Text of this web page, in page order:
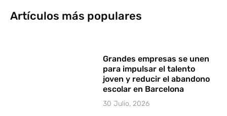
Artículos más populares
Grandes empresas se unen
para impulsar el talento
joven y reducir el abandono
escolar en Barcelona
30 Julio, 2026